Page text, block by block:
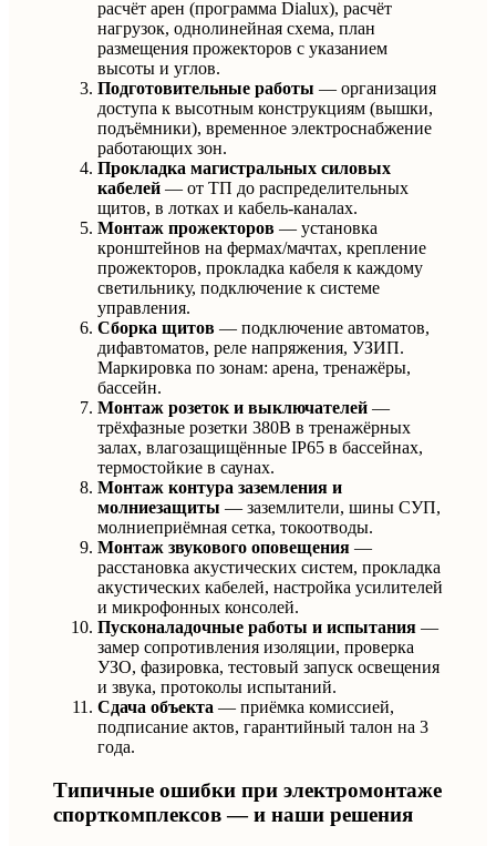
расчёт арен (программа Dialux), расчёт
нагрузок, однолинейная схема, план
размещения прожекторов с указанием
высоты и углов.
Подготовительные работы — организация
доступа к высотным конструкциям (вышки,
подъёмники), временное электроснабжение
работающих зон.
Прокладка магистральных силовых
кабелей — от ТП до распределительных
щитов, в лотках и кабель-каналах.
Монтаж прожекторов — установка
кронштейнов на фермах/мачтах, крепление
прожекторов, прокладка кабеля к каждому
светильнику, подключение к системе
управления.
Сборка щитов — подключение автоматов,
дифавтоматов, реле напряжения, УЗИП.
Маркировка по зонам: арена, тренажёры,
бассейн.
Монтаж розеток и выключателей —
трёхфазные розетки 380В в тренажёрных
залах, влагозащищённые IP65 в бассейнах,
термостойкие в саунах.
Монтаж контура заземления и
молниезащиты — заземлители, шины СУП,
молниеприёмная сетка, токоотводы.
Монтаж звукового оповещения —
расстановка акустических систем, прокладка
акустических кабелей, настройка усилителей
и микрофонных консолей.
Пусконаладочные работы и испытания —
замер сопротивления изоляции, проверка
УЗО, фазировка, тестовый запуск освещения
и звука, протоколы испытаний.
Сдача объекта — приёмка комиссией,
подписание актов, гарантийный талон на 3
года.
Типичные ошибки при электромонтаже
спорткомплексов — и наши решения